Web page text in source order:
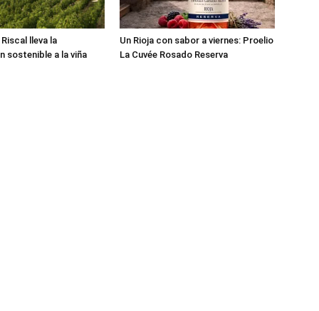
lleva la
sostenible a la viña
Un Rioja con sabor a viernes: Proelio
La Cuvée Rosado Reserva